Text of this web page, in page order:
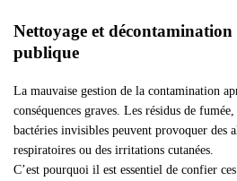
Nettoyage et
publique
La mauvaise gestion de la contamination
conséquences graves. Les résidus de
bactéries invisibles peuvent provoquer des
respiratoires ou des irritations cutanées.
C’est pourquoi il est essentiel de confier